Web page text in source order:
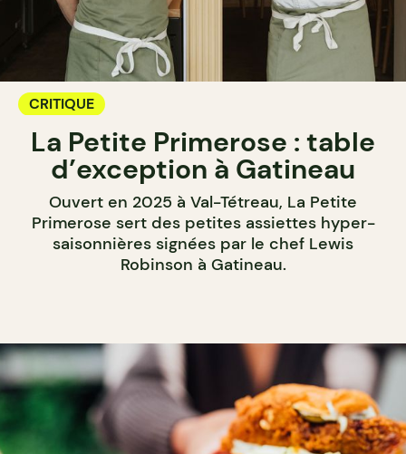
CRITIQUE
La Petite Primerose : table
d’exception à Gatineau
Ouvert en 2025 à Val-Tétreau, La Petite
Primerose sert des petites assiettes hyper-
saisonnières signées par le chef Lewis
Robinson à Gatineau.